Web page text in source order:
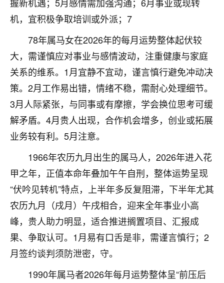
机，宜积极争取培训或外派；7
78年属马女在2026年的每月运势整体起伏较
大，需谨慎应对事业与感情波动，注重健康与家庭
关系的维系。1月宜静不宜动，谨言慎行避免冲动决
策。2月工作易出错，情绪不稳，需耐心处理细节。
3月人际紧张，与同事或有摩擦，学会换位思考可缓
解矛盾。4月贵人出现，合作机会增多，创业或拓展
业务较有利。5月注意。
1966年农历九月出生的属马人，2026年进入花
甲之年，正值本命年叠加午午自刑，整体运势呈现
“伏吟见转机”特点，上半年多反复阻滞，下半年尤其
农历九月（戌月）午戌相合，迎来全年事业小高
峰，贵人助力明显，适合推进搁置项目、汇报成
果、争取认可。1月易有口舌是非，需谨言慎行；2
月签约谈判须防泄密，守。
1990年属马者2026年每月运势整体呈“前压后
鹿森 ：恭喜升职加薪！！，请客吗？�
心心相印
我身体不太好，总是病病殃殃的，去检查又没什么大
问题，反正就是不舒服。中医西医看遍了，找不到问
题，后来无意中看到有人推荐慧来老师，跟老师聊过
之后，心情豁然开朗，也听老师建议，处理了一些因
果问题。今年以来，身体比以前好多，主要是心情好
了，老师说境随心转，现在深有体会了。
触，首先就是心态会变好，万般皆是命，半点
不由人！
1天前 来自四川 9
金白水清
我也想找老师看看，有没有人给个联系方式的啊？
鹿森：慧来老师微信：gjsy0624
1天前 来自江西 12